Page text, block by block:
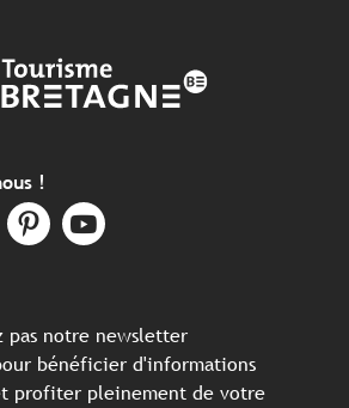
!
pas notre newsletter
bénéficier d'informations
profiter pleinement de votre